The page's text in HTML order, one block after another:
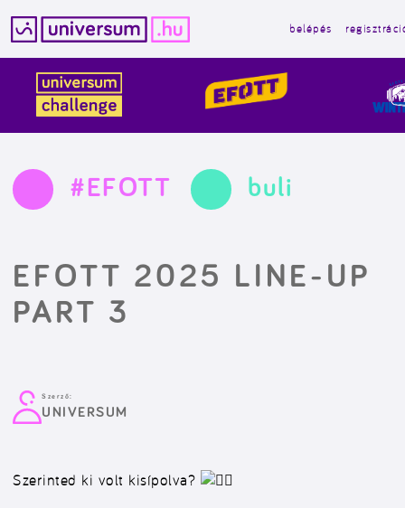
tartalomba
belépés
#EFOTT buli
EFOTT 2025 LINE-UP
PART 3
Szerző:
UNIVERSUM
Szerinted ki volt kisípolva?